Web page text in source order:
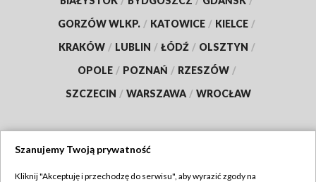
GORZÓW WLKP. / KATOWICE / KIELCE /
KRAKÓW / LUBLIN / ŁÓDŹ / OLSZTYN /
OPOLE / POZNAŃ / RZESZÓW /
SZCZECIN / WARSZAWA / WROCŁAW
Szanujemy Twoją prywatność
Kliknij "Akceptuję i przechodzę do serwisu", aby wyrazić zgody na